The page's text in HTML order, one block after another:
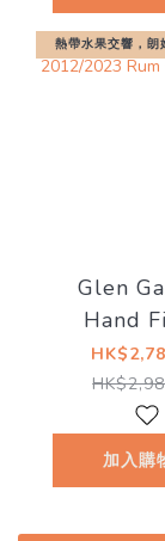
熱帶水果交響，朗
Glen
Hand
2012/
Cask
加入購